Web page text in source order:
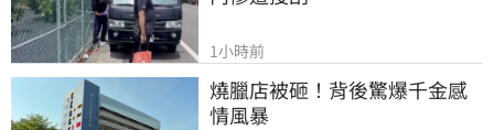
1小時前
燒臘店被砸！背後驚爆千金感
情風暴